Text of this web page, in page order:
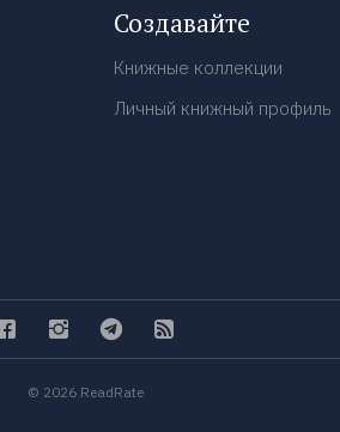
Создавайте
Книжные коллекции
Личный книжный профиль
© 2026 ReadRate